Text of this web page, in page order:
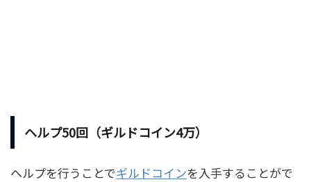
ヘルプ50回（ギルドコイン4万）
ヘルプを行うことでギルドコインを入手することがで